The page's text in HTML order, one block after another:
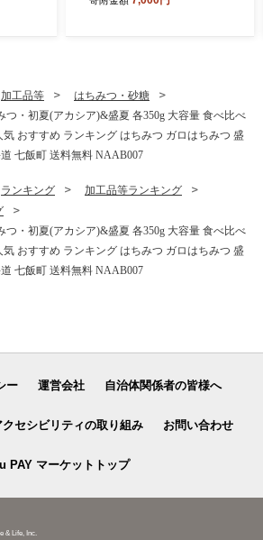
飯町
8月上旬より順次発送) 【ふ
加工品等
はちみつ・砂糖
つ・初夏(アカシア)&盛夏 各350g 大容量 食べ比べ
おすすめ ランキング はちみつ ガロはちみつ 盛
七飯町 送料無料 NAAB007
ランキング
加工品等ランキング
つ・初夏(アカシア)&盛夏 各350g 大容量 食べ比べ
おすすめ ランキング はちみつ ガロはちみつ 盛
七飯町 送料無料 NAAB007
ー 運営会社 自治体関係者の皆様へ
クセシビリティの取り組み お問い合わせ
PAY マーケットトップ
& Life, Inc.